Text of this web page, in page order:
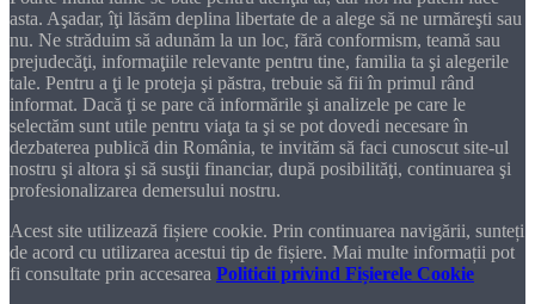
asta. Aşadar, îţi lăsăm deplina libertate de a alege să ne urmăreşti sau
nu. Ne străduim să adunăm la un loc, fără conformism, teamă sau
prejudecăţi, informaţiile relevante pentru tine, familia ta şi alegerile
tale. Pentru a ţi le proteja şi păstra, trebuie să fii în primul rând
informat. Dacă ţi se pare că informările şi analizele pe care le
selectăm sunt utile pentru viaţa ta şi se pot dovedi necesare în
dezbaterea publică din România, te invităm să faci cunoscut site-ul
nostru şi altora şi să susţii financiar, după posibilităţi, continuarea şi
profesionalizarea demersului nostru.
Acest site utilizează fișiere cookie. Prin continuarea navigării, sunteți
de acord cu utilizarea acestui tip de fișiere. Mai multe informații pot
fi consultate prin accesarea Politicii privind Fișierele Cookie